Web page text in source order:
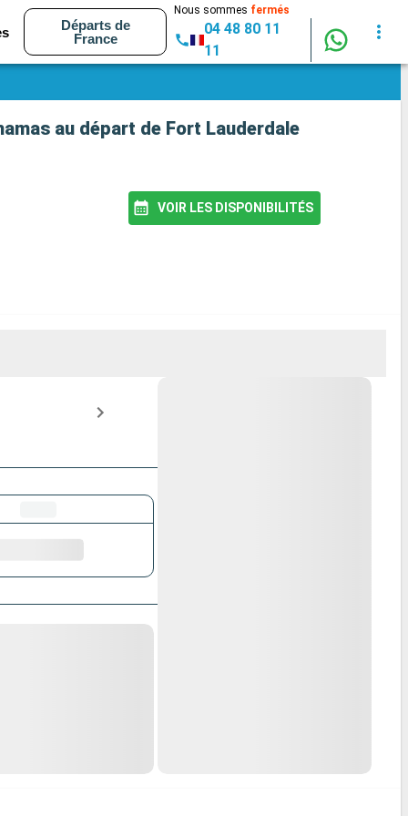
Départs de
France
Nous sommes fermés
04 48 80 11
11
au départ de Fort Lauderdale
VOIR LES DISPONIBILITÉS